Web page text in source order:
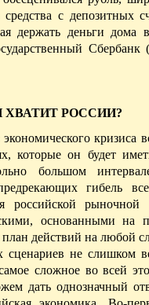
с депозитных
держать деньги дома
Сбербанк
ХВАТИТ РОССИИ?
кризиса
которые он будет
большом
гибель
российской
основанными на
действий на любой
сценариев не слишком
сложное во всей
дать однозначный